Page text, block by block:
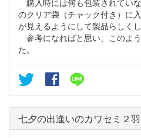
購入時には何も包装されてい
のクリア袋（チャック付き）に
が見えるようにして製品らしくし
参考になればと思い、このよ
た。
七夕の出逢いのカワセミ２羽